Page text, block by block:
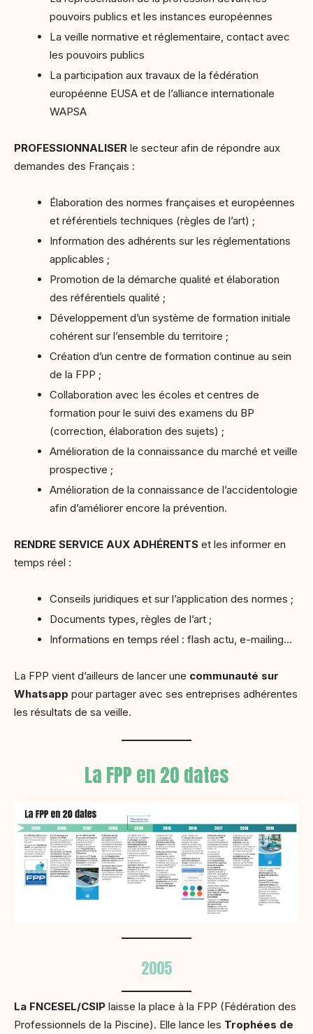
pouvoirs publics et les instances européennes
La veille normative et réglementaire, contact avec
les pouvoirs publics
La participation aux travaux de la fédération
européenne EUSA et de l’alliance internationale
WAPSA
PROFESSIONNALISER le secteur afin de répondre aux
demandes des Français :
Élaboration des normes françaises et européennes
et référentiels techniques (règles de l’art) ;
Information des adhérents sur les réglementations
applicables ;
Promotion de la démarche qualité et élaboration
des référentiels qualité ;
Développement d’un système de formation initiale
cohérent sur l’ensemble du territoire ;
Création d’un centre de formation continue au sein
de la FPP ;
Collaboration avec les écoles et centres de
formation pour le suivi des examens du BP
(correction, élaboration des sujets) ;
Amélioration de la connaissance du marché et veille
prospective ;
Amélioration de la connaissance de l’accidentologie
afin d’améliorer encore la prévention.
RENDRE SERVICE AUX ADHÉRENTS et les informer en
temps réel :
Conseils juridiques et sur l’application des normes ;
Documents types, règles de l’art ;
Informations en temps réel : flash actu, e-mailing…
La FPP vient d’ailleurs de lancer une communauté sur
Whatsapp pour partager avec ses entreprises adhérentes
les résultats de sa veille.
La FPP en 20 dates
2005
La FNCESEL/CSIP laisse la place à la FPP (Fédération des
Professionnels de la Piscine). Elle lance les Trophées de